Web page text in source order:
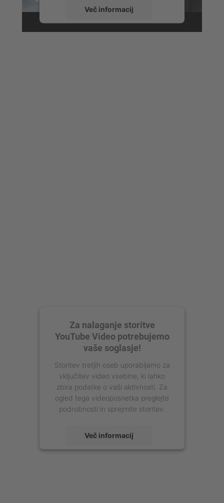
Več informacij
Za nalaganje storitve
YouTube Video potrebujemo
vaše soglasje!
Storitev tretjih oseb uporabljamo za
vključitev video vsebine, ki lahko
zbira podatke o vaši aktivnosti. Za
ogled tega videoposnetka preglejte
podrobnosti in sprejmite storitev.
Več informacij